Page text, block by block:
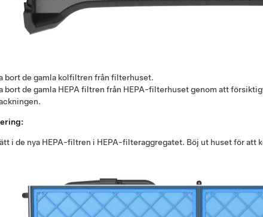
bort de gamla kolfiltren från filterhuset.
bort de gamla HEPA filtren från HEPA-filterhuset genom att
i de nya HEPA-filtren i HEPA-filteraggregatet. Böj ut huset för